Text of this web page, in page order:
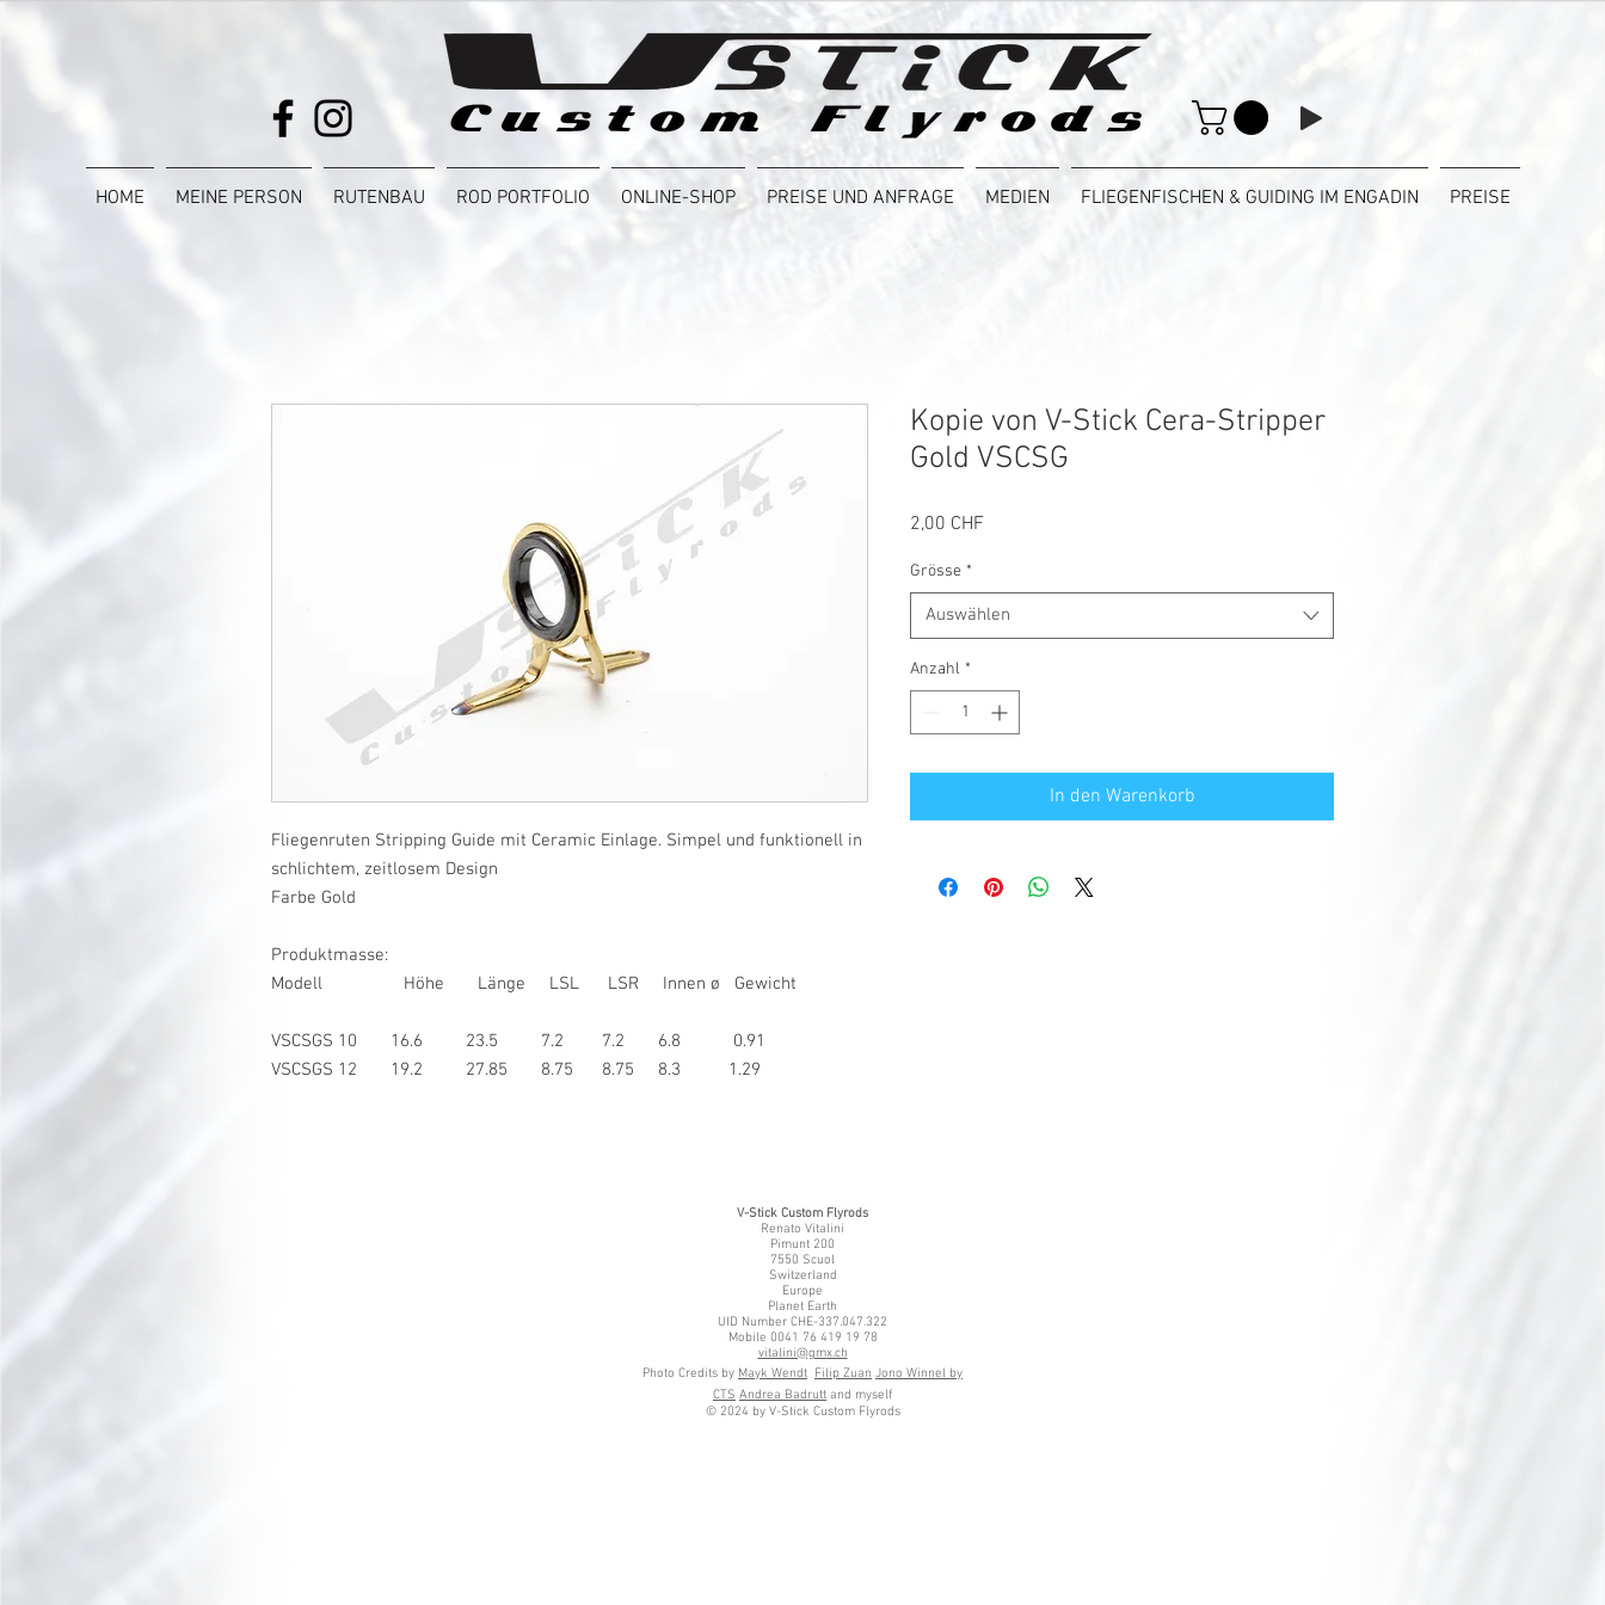
HOME MEINE PERSON RUTENBAU ROD PORTFOLIO ONLINE-SHOP PREISE UND ANFRAGE MEDIEN FLIEGENFISCHEN & GUIDING IM ENGADIN PREISE
Fliegenruten Stripping Guide mit Ceramic Einlage. Simpel und funktionell in
schlichtem, zeitlosem Design
Farbe Gold
Produktmasse:
Modell Höhe Länge LSL LSR Innen ø Gewicht
VSCSGS 10 16.6 23.5 7.2 7.2 6.8 0.91
VSCSGS 12 19.2 27.85 8.75 8.75 8.3 1.29
Kopie von V-Stick Cera-Stripper
Gold VSCSG
2,00 CHF
Grösse *
Auswählen
Anzahl *
In den Warenkorb
V-Stick Custom Flyrods
Renato Vitalini
Pimunt 200
7550 Scuol
Switzerland
Europe
Planet Earth
UID Number CHE-337.047.322
Mobile 0041 76 419 19 78
vitalini@gmx.ch
Photo Credits by Mayk Wendt Filip Zuan Jono Winnel by
CTS Andrea Badrutt and myself
© 2024 by V-Stick Custom Flyrods